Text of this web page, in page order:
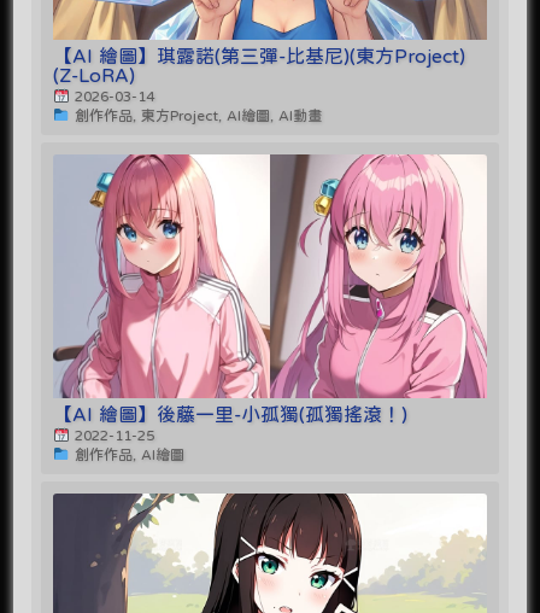
【AI 繪圖】琪露諾(第三彈-比基尼)(東方Project)
(Z-LoRA)
2026-03-14
創作作品, 東方Project, AI繪圖, AI動畫
【AI 繪圖】後藤一里-小孤獨(孤獨搖滾！)
2022-11-25
創作作品, AI繪圖